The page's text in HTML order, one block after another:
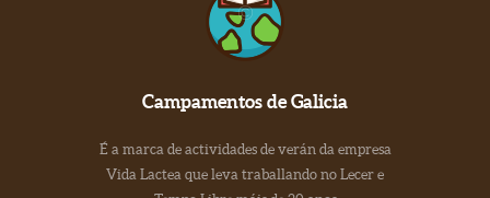
Campamentos de Galicia
É a marca de actividades de verán da empresa
Vida Lactea que leva traballando no Lecer e